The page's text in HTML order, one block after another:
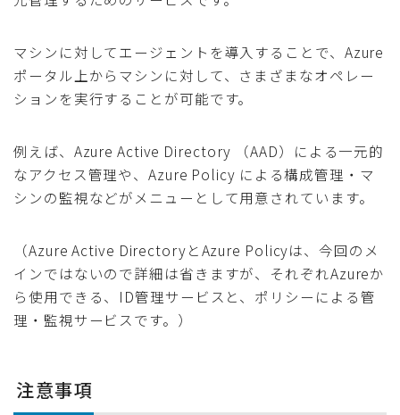
マシンに対してエージェントを導入することで、Azure
ポータル上からマシンに対して、さまざまなオペレー
ションを実行することが可能です。
例えば、Azure Active Directory （AAD）による一元的
なアクセス管理や、Azure Policy による構成管理・マ
シンの監視などがメニューとして用意されています。
（Azure Active DirectoryとAzure Policyは、今回のメ
インではないので詳細は省きますが、それぞれAzureか
ら使用できる、ID管理サービスと、ポリシーによる管
理・監視サービスです。）
注意事項